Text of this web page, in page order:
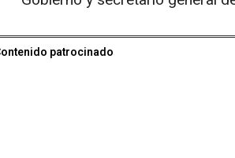
patrocinado